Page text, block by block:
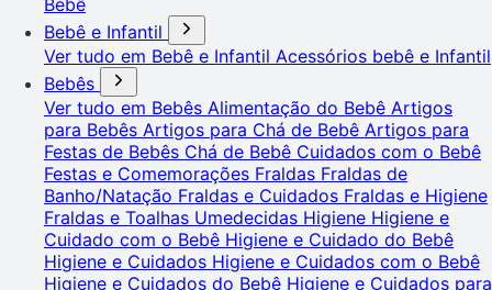
Bebê e Infantil
Ver tudo em Bebê e Infantil Acessórios bebê e Infantil
Bebês
Ver tudo em Bebês Alimentação do Bebê Artigos
para Bebês Artigos para Chá de Bebê Artigos para
Festas de Bebês Chá de Bebê Cuidados com o Bebê
Festas e Comemorações Fraldas Fraldas de
Banho/Natação Fraldas e Cuidados Fraldas e Higiene
Fraldas e Toalhas Umedecidas Higiene Higiene e
Cuidado com o Bebê Higiene e Cuidado do Bebê
Higiene e Cuidados Higiene e Cuidados com o Bebê
Higiene e Cuidados do Bebê Higiene e Cuidados para